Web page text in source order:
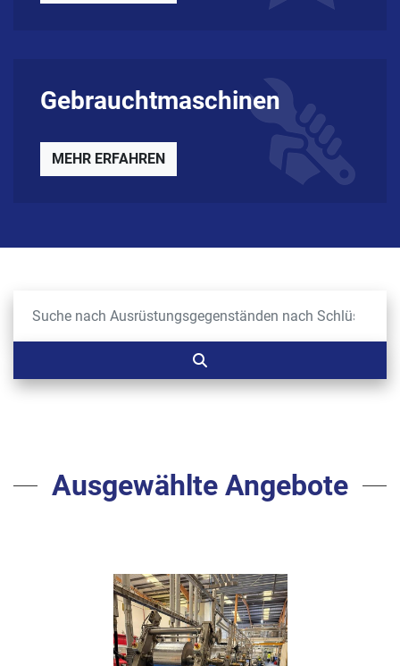
Gebrauchtmaschinen
MEHR ERFAHREN
Ausgewählte Angebote